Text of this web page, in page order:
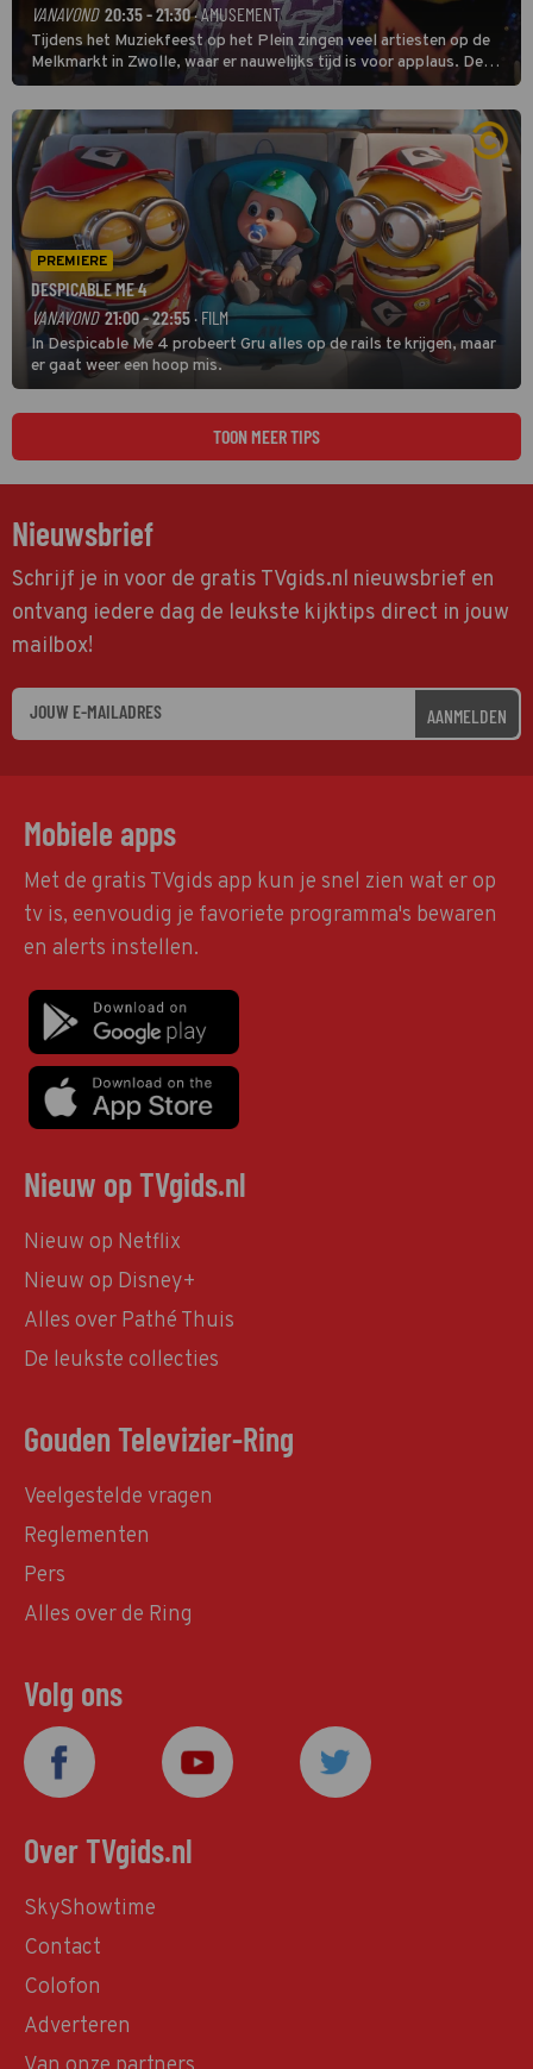
VANAVOND 20:35 - 21:30· AMUSEMENT
Tijdens het Muziekfeest op het Plein zingen veel artiesten op de
Melkmarkt in Zwolle, waar er nauwelijks tijd is voor applaus. De
grootste namen zijn André Hazes, Jannes, René Froger en
natuurlijk Rutger van Barneveld met zijn hit Zwoele Zomernachten.
PREMIERE
DESPICABLE ME 4
VANAVOND 21:00 - 22:55 · FILM
In Despicable Me 4 probeert Gru alles op de rails te krijgen, maar
er gaat weer een hoop mis.
TOON MEER TIPS
Nieuwsbrief
Schrijf je in voor de gratis TVgids.nl nieuwsbrief en
ontvang iedere dag de leukste kijktips direct in jouw
mailbox!
AANMELDEN
Mobiele apps
Met de gratis TVgids app kun je snel zien wat er op
tv is, eenvoudig je favoriete programma's bewaren
en alerts instellen.
Nieuw op TVgids.nl
Nieuw op Netflix
Nieuw op Disney+
Alles over Pathé Thuis
De leukste collecties
Gouden Televizier-Ring
Veelgestelde vragen
Reglementen
Pers
Alles over de Ring
Volg ons
Over TVgids.nl
SkyShowtime
Contact
Colofon
Adverteren